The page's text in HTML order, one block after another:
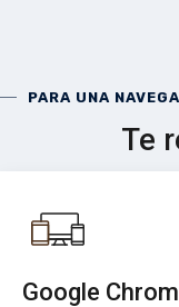
PARA UNA
Te
Google